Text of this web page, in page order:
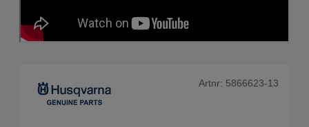
Artnr: 5866623-13